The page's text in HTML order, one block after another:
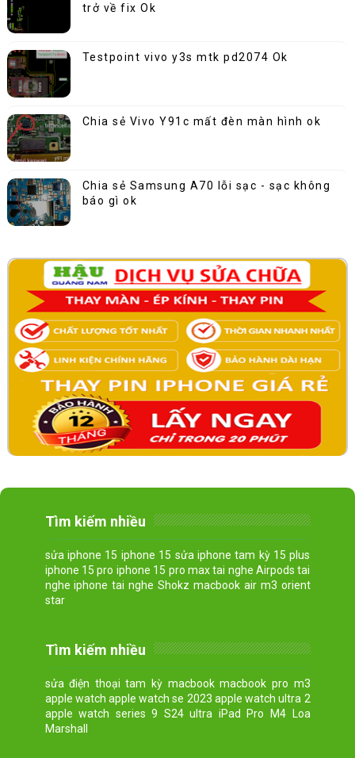
trở về fix Ok
Testpoint vivo y3s mtk pd2074 Ok
Chia sẻ Vivo Y91c mất đèn màn hình ok
Chia sẻ Samsung A70 lỗi sạc - sạc không
báo gì ok
Tìm kiếm nhiều
sửa iphone 15 iphone 15 sửa iphone tam kỳ 15 plus
iphone 15 pro iphone 15 pro max tai nghe Airpods tai
nghe iphone tai nghe Shokz macbook air m3 orient
star
Tìm kiếm nhiều
sửa điện thoại tam kỳ macbook macbook pro m3
apple watch apple watch se 2023 apple watch ultra 2
apple watch series 9 S24 ultra iPad Pro M4 Loa
Marshall